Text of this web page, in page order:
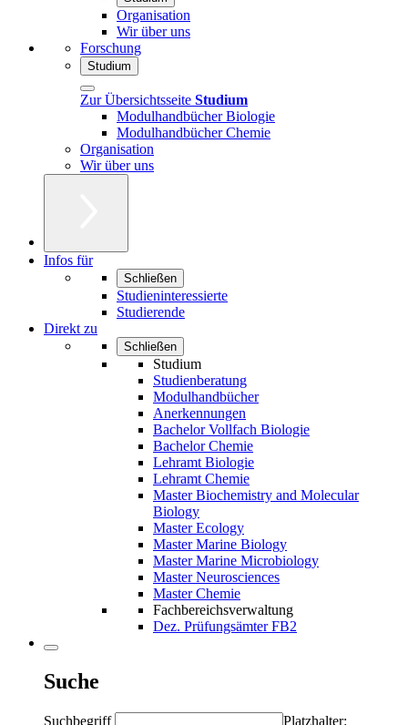
Organisation
Wir über uns
Forschung
Studium
Zur Übersichtsseite Studium
Modulhandbücher Biologie
Modulhandbücher Chemie
Organisation
Wir über uns
Infos für
Schließen
Studieninteressierte
Studierende
Direkt zu
Schließen
Studium
Studienberatung
Modulhandbücher
Anerkennungen
Bachelor Vollfach Biologie
Bachelor Chemie
Lehramt Biologie
Lehramt Chemie
Master Biochemistry and Molecular
Biology
Master Ecology
Master Marine Biology
Master Marine Microbiology
Master Neurosciences
Master Chemie
Fachbereichsverwaltung
Dez. Prüfungsämter FB2
Suche
Suchbegriff Platzhalter: